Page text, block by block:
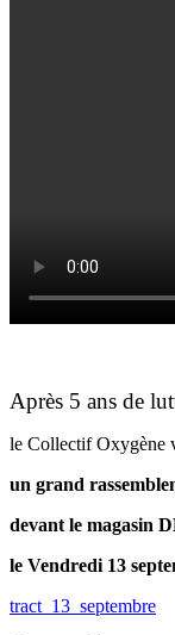
Après 5 ans de
le Collectif Oxygène
un grand
devant le magasin
le Vendredi 13
tract_13_septembre